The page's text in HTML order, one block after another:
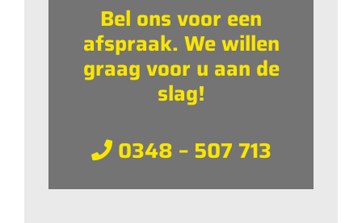
Bel ons voor een
afspraak. We willen
graag voor u aan de
slag!
0348 – 507 713